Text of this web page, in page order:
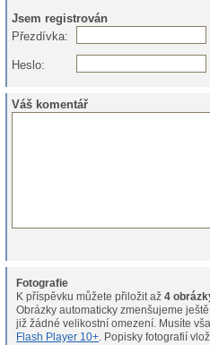
Jsem registrován
Přezdívka:
Heslo:
Váš komentář
Fotografie
K příspěvku můžete přiložit až4
Obrázky automaticky zmenšujeme
již žádné
Flash Player 10+ . Popisky fotografií